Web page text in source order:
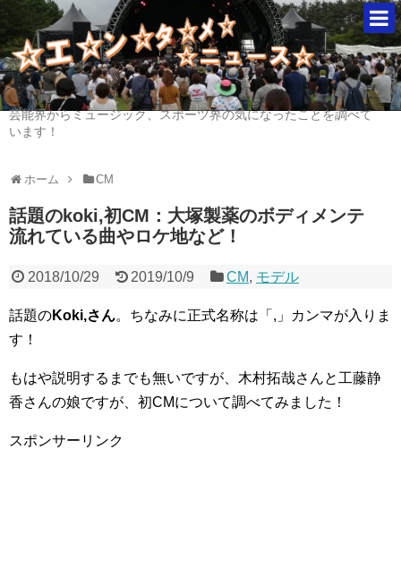
芸能界からミュージック、スポーツ界の気になったことを調べて
います！
ホーム CM
話題のkoki,初CM：大塚製薬のボディメンテ
流れている曲やロケ地など！
2018/10/29 2019/10/9 CM, モデル
話題のKoki,さん。ちなみに正式名称は「,」カンマが入りま
す！
もはや説明するまでも無いですが、木村拓哉さんと工藤静
香さんの娘ですが、初CMについて調べてみました！
スポンサーリンク